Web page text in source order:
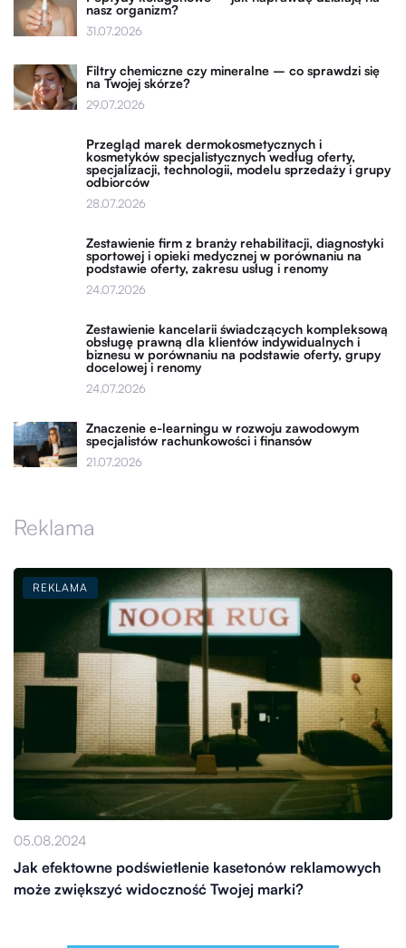
nasz organizm?
31.07.2026
Filtry chemiczne czy mineralne – co sprawdzi się
na Twojej skórze?
29.07.2026
Przegląd marek dermokosmetycznych i
kosmetyków specjalistycznych według oferty,
specjalizacji, technologii, modelu sprzedaży i grupy
odbiorców
28.07.2026
Zestawienie firm z branży rehabilitacji, diagnostyki
sportowej i opieki medycznej w porównaniu na
podstawie oferty, zakresu usług i renomy
24.07.2026
Zestawienie kancelarii świadczących kompleksową
obsługę prawną dla klientów indywidualnych i
biznesu w porównaniu na podstawie oferty, grupy
docelowej i renomy
24.07.2026
Znaczenie e-learningu w rozwoju zawodowym
specjalistów rachunkowości i finansów
21.07.2026
Reklama
REKLAMA
05.08.2024
Jak efektowne podświetlenie kasetonów reklamowych
może zwiększyć widoczność Twojej marki?